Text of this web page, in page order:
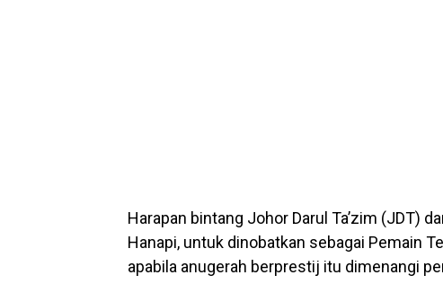
Harapan bintang Johor Darul Ta’zim (JDT)
Hanapi, untuk dinobatkan sebagai Pemain
apabila anugerah berprestij itu dimenangi